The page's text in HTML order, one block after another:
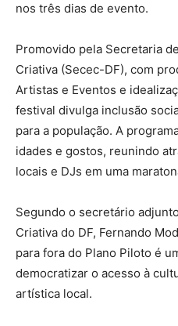
nos três dias de evento.
Promovido pela Secretaria
Criativa (Secec-DF), com
Artistas e Eventos e
festival divulga inclusão
para a população. A
idades e gostos, reunindo
locais e DJs em uma
Segundo o secretário
Criativa do DF, Fernando
para fora do Plano Piloto é
democratizar o acesso à
artística local.